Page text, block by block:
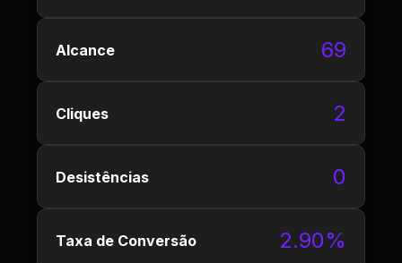
Alcance 69
Cliques 2
Desistências 0
Taxa de Conversão 2.90%